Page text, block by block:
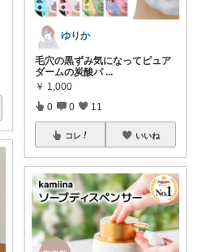
ゆりか
毛穴の黒ずみ気になってピュア
ダームの炭酸パ ...
￥ 1,000
0 0 11
コレ いいね